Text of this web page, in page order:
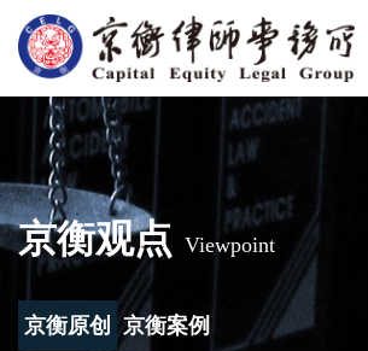
京衡观点 Viewpoint
京衡原创 京衡案例